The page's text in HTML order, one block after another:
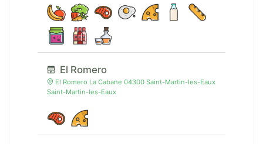
El Romero
El Romero La Cabane 04300 Saint-Martin-les-Eaux
Saint-Martin-les-Eaux